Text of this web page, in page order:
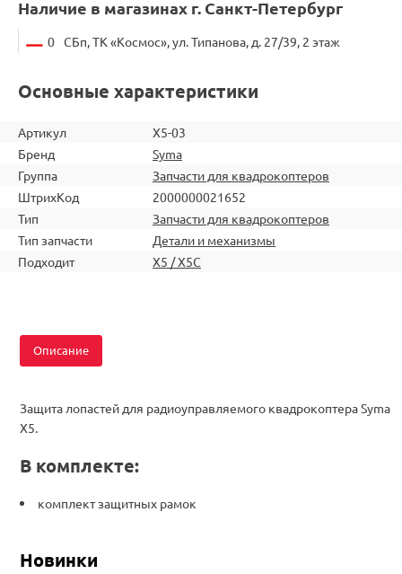
Наличие в магазинах г. Санкт-Петербург
0 СБп, ТК «Космос», ул. Типанова, д. 27/39, 2 этаж
Основные характеристики
Артикул
X5-03
Бренд
Syma
Группа
Запчасти для квадрокоптеров
ШтрихКод
2000000021652
Тип
Запчасти для квадрокоптеров
Тип запчасти
Детали и механизмы
Подходит
X5 / X5C
Описание
Защита лопастей для радиоуправляемого квадрокоптера Syma
X5.
В комплекте:
комплект защитных рамок
Новинки